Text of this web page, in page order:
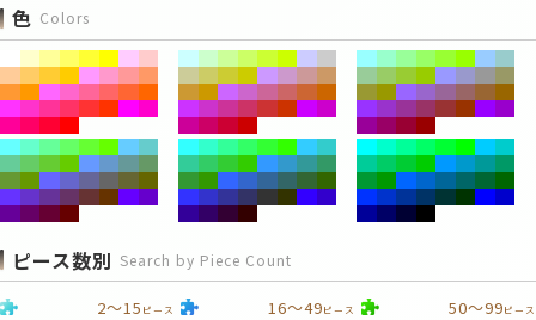
色 Colors
ピース数別 Search by Piece Count
2～15 ピース 16～49ピース 50～99ピース